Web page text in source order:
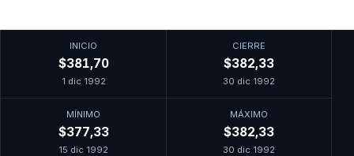
INICIO
$381,70
1 dic 1992
CIERRE
$382,33
30 dic 1992
MÍNIMO
$377,33
15 dic 1992
MÁXIMO
$382,33
30 dic 1992